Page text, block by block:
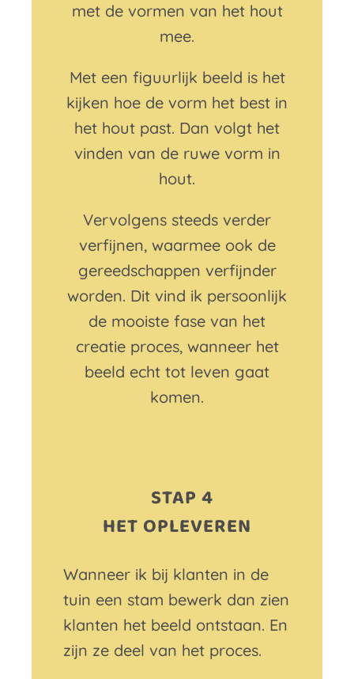
met de vormen van het hout
mee.
Met een figuurlijk beeld is het
kijken hoe de vorm het best in
het hout past. Dan volgt het
vinden van de ruwe vorm in
hout.
Vervolgens steeds verder
verfijnen, waarmee ook de
gereedschappen verfijnder
worden. Dit vind ik persoonlijk
de mooiste fase van het
creatie proces, wanneer het
beeld echt tot leven gaat
komen.
STAP 4
HET OPLEVEREN
Wanneer ik bij klanten in de
tuin een stam bewerk dan zien
klanten het beeld ontstaan. En
zijn ze deel van het proces.